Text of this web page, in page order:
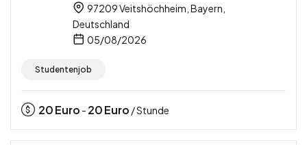
97209 Veitshöchheim, Bayern,
Deutschland
05/08/2026
Studentenjob
20Euro - 20Euro / Stunde